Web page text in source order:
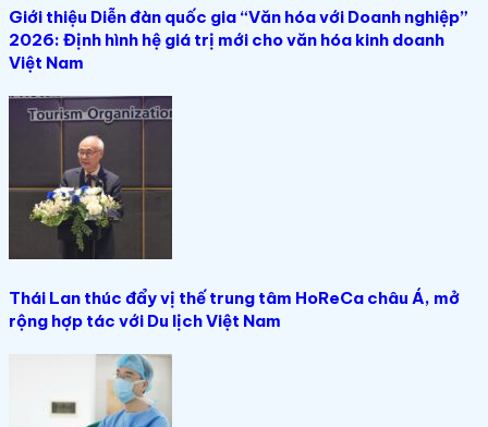
Giới thiệu Diễn đàn quốc gia “Văn hóa với Doanh nghiệp”
2026: Định hình hệ giá trị mới cho văn hóa kinh doanh
Việt Nam
Thái Lan thúc đẩy vị thế trung tâm HoReCa châu Á, mở
rộng hợp tác với Du lịch Việt Nam